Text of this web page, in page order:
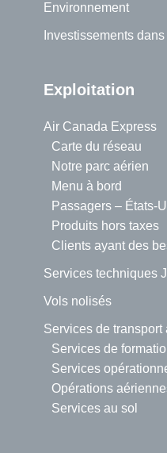
Environnement
Investissements
Exploitation
Air Canada Express
Carte du réseau
Notre parc aérien
Menu à bord
Passagers – États-
Produits hors taxes
Clients ayant des
Services techniques
Vols nolisés
Services de transport
Services de
Services
Opérations
Services au sol